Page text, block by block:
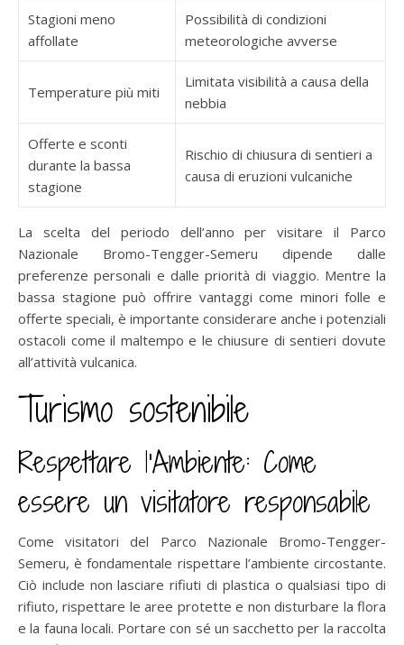
Stagioni meno
affollate
Possibilità di condizioni
meteorologiche avverse
Temperature più miti
Limitata visibilità a causa della
nebbia
Offerte e sconti
durante la bassa
stagione
Rischio di chiusura di sentieri a
causa di eruzioni vulcaniche
La scelta del periodo dell’anno per visitare il Parco
Nazionale Bromo-Tengger-Semeru dipende dalle
preferenze personali e dalle priorità di viaggio. Mentre la
bassa stagione può offrire vantaggi come minori folle e
offerte speciali, è importante considerare anche i potenziali
ostacoli come il maltempo e le chiusure di sentieri dovute
all’attività vulcanica.
Turismo sostenibile
Respettare l’Ambiente: Come
essere un visitatore responsabile
Come visitatori del Parco Nazionale Bromo-Tengger-
Semeru, è fondamentale rispettare l’ambiente circostante.
Ciò include non lasciare rifiuti di plastica o qualsiasi tipo di
rifiuto, rispettare le aree protette e non disturbare la flora
e la fauna locali. Portare con sé un sacchetto per la raccolta